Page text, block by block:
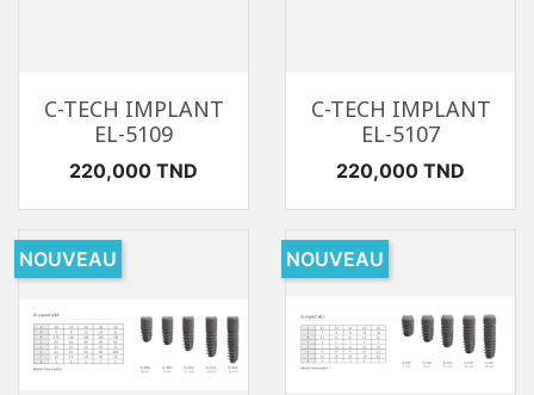
C-TECH IMPLANT
EL-5109
Prix
220,000 TND
C-TECH IMPLANT
EL-5107
Prix
220,000 TND
NOUVEAU NOUVEAU